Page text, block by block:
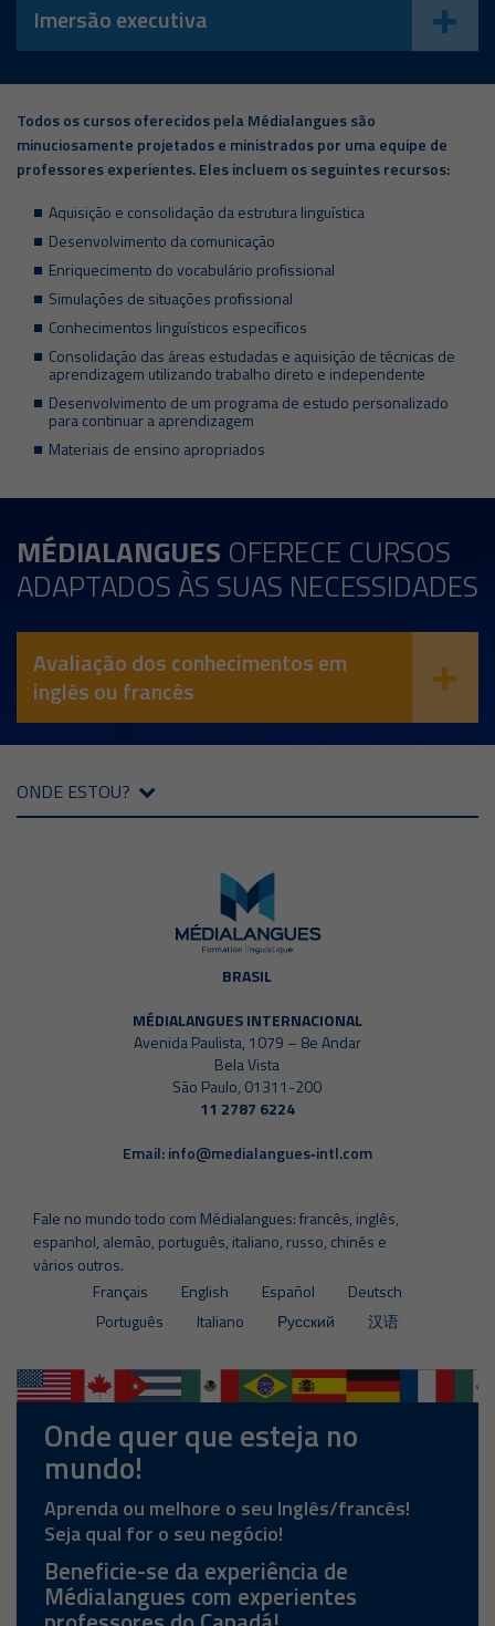
Imersão executiva
Todos os cursos oferecidos pela Médialangues são
minuciosamente projetados e ministrados por uma equipe de
professores experientes. Eles incluem os seguintes recursos:
Aquisição e consolidação da estrutura linguística
Desenvolvimento da comunicação
Enriquecimento do vocabulário profissional
Simulações de situações profissional
Conhecimentos linguísticos específicos
Consolidação das áreas estudadas e aquisição de técnicas de
aprendizagem utilizando trabalho direto e independente
Desenvolvimento de um programa de estudo personalizado
para continuar a aprendizagem
Materiais de ensino apropriados
MÉDIALANGUES OFERECE CURSOS
ADAPTADOS ÀS SUAS NECESSIDADES
Avaliação dos conhecimentos em
inglês ou francês
ONDE ESTOU?
BRASIL
MÉDIALANGUES INTERNACIONAL
Avenida Paulista, 1079 – 8e Andar
Bela Vista
São Paulo, 01311-200
11 2787 6224
Email:info@medialangues‑intl.com
Fale no mundo todo com Médialangues: francês, inglês,
espanhol, alemão, português, italiano, russo, chinês e
vários outros.
Français
English Español
Deutsch
Português
Italiano Русский 汉语
Onde quer que esteja no
mundo!
Aprenda ou melhore o seu Inglês/francês!
Seja qual for o seu negócio!
Beneficie-se da experiência de
Médialangues com experientes